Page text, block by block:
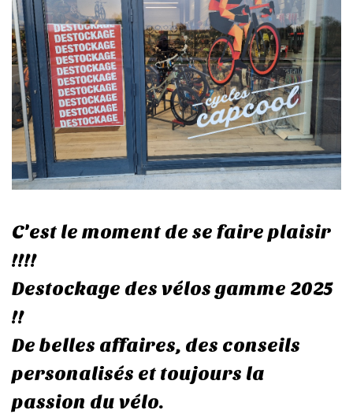
C'est le moment de se faire plaisir
!!!!
Destockage des vélos gamme 2025
!!
De belles affaires, des conseils
personalisés et toujours la
passion du vélo.